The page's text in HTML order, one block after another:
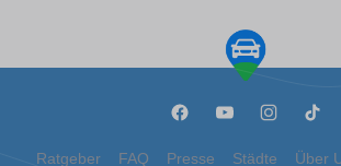
Ratgeber FAQ Presse Städte Über